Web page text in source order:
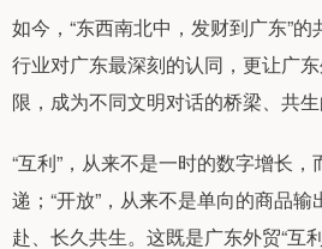
如今，“东西南北中，发财到广东”
行业对广东最深刻的认同，更让广
限，成为不同文明对话的桥梁、共生
“互利”，从来不是一时的数字增长
递；“开放”，从来不是单向的商品
赴、长久共生。这既是广东外贸“互